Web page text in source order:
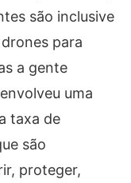
são inclusive
para
a gente
uma
taxa de
são
proteger,